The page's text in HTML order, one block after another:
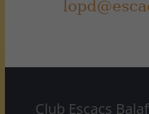
Club Escacs